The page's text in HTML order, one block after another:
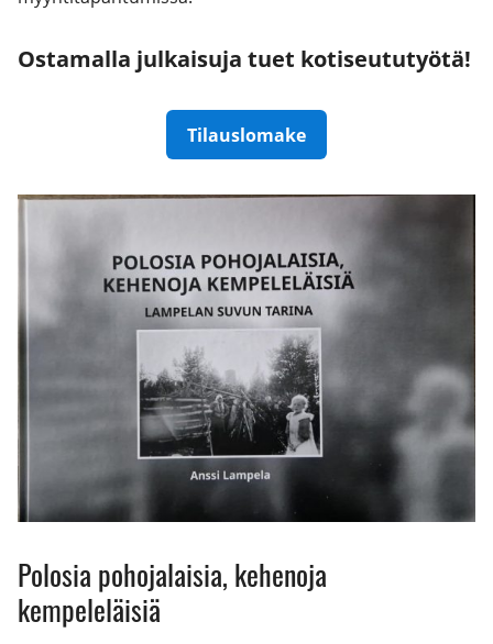
Ostamalla julkaisuja tuet kotiseututyötä!
Tilauslomake
Polosia pohojalaisia, kehenoja
kempeleläisiä